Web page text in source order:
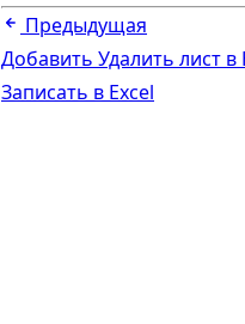
Предыдущая
Добавить Удалить лист в
Записать в Excel